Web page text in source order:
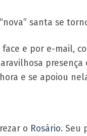
santa se
e por e-mail,
presença
e se apoiou
o Rosário. Seu